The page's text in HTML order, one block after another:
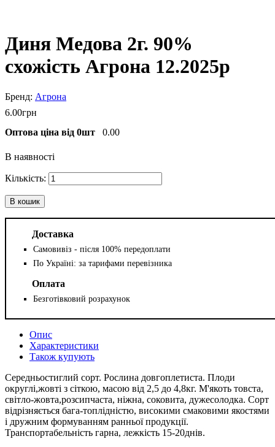
Диня Медова 2г. 90%
схожість Агрона 12.2025р
Агрона
6.00грн
Оптова ціна від 0шт
0.00
В наявності
В кошик
Доставка
Самовивіз - після 100% передоплати
По Україні: за тарифами перевізника
Оплата
Безготівковий розрахунок
Опис
Характеристики
Також купують
Середньостиглий сорт. Рослина довгоплетиста. Плоди
округлі,жовті з сіткою, масою від 2,5 до 4,8кг. М'якоть товста,
світло-жовта,розсипчаста, ніжна, соковита, дужесолодка. Сорт
відрізняється бага-топлідністю, високими смаковими якостями
і дружним формуванням ранньої продукції.
Транспортабельність гарна, лежкість 15-20днів.